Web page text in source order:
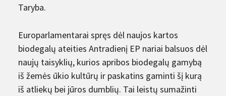
Taryba.
Europarlamentarai spręs dėl naujos kartos
biodegalų ateities Antradienį EP nariai balsuos dėl
naujų taisyklių, kurios apribos biodegalų gamybą
iš žemės ūkio kultūrų ir paskatins gaminti šį kurą
iš atliekų bei jūros dumblių. Tai leistų sumažinti